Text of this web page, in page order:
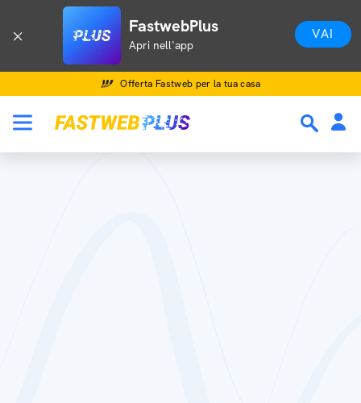
FastwebPlus
Apri nell'app
VAI
Offerta Fastweb per la tua casa